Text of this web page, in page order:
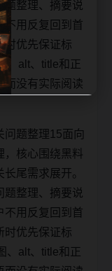
题整理、摘要说
不用反复回到首
时优先保证标
、alt、title和正
而没有实际阅读
问题整理15面向
，核心围绕黑料
尾需求展开。
题整理、摘要说
不用反复回到首
时优先保证标
、alt、title和正